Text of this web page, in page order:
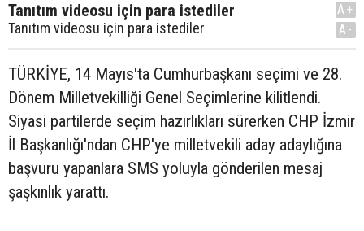
Tanıtım videosu için para istediler
Tanıtım videosu için para istediler
A+
A-
TÜRKİYE, 14 Mayıs'ta Cumhurbaşkanı seçimi ve 28.
Dönem Milletvekilliği Genel Seçimlerine kilitlendi.
Siyasi partilerde seçim hazırlıkları sürerken CHP İzmir
İl Başkanlığı'ndan CHP'ye milletvekili aday adaylığına
başvuru yapanlara SMS yoluyla gönderilen mesaj
şaşkınlık yarattı.